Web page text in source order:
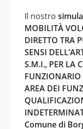
Il nostro
MOBILITÀ
DIRETTO TRA
SENSI
S.M.I., PER LA
AREA DEI
Comune di